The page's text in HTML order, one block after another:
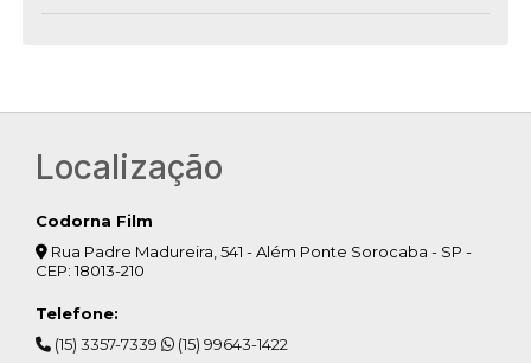
PARA VIDRO
COMO ESCONDER O MOTOR DE AR
COMO ESCURECER VIDRO DE JANELA
Localização
Codorna Film
Rua Padre Madureira, 541 - Além Ponte Sorocaba - SP -
CEP: 18013-210
Telefone:
(15) 3357-7339
(15) 99643-1422